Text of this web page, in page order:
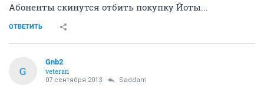
Абоненты скинутся отбить покупку Йоты...
ОТВЕТИТЬ
G
Gnb2
veteran
07 сентября 2013 Saddam